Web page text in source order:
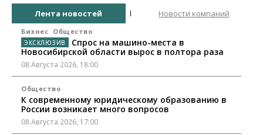
Лента новостей Новости компаний
Бизнес Общество
Спрос на машино-места в
Новосибирской области вырос в полтора раза
08 Августа 2026, 18:00
Общество
К современному юридическому образованию в
России возникает много вопросов
08 Августа 2026, 17:00